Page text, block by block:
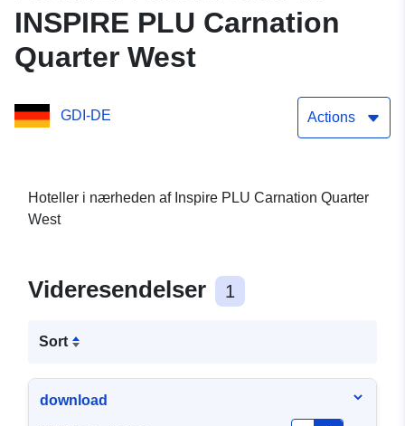
INSPIRE PLU Carnation
Quarter West
GDI-DE Actions
Hoteller i nærheden af Inspire PLU Carnation Quarter
West
Videresendelser 1
Sort
download